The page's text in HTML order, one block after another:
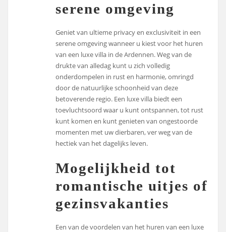
serene omgeving
Geniet van ultieme privacy en exclusiviteit in een
serene omgeving wanneer u kiest voor het huren
van een luxe villa in de Ardennen. Weg van de
drukte van alledag kunt u zich volledig
onderdompelen in rust en harmonie, omringd
door de natuurlijke schoonheid van deze
betoverende regio. Een luxe villa biedt een
toevluchtsoord waar u kunt ontspannen, tot rust
kunt komen en kunt genieten van ongestoorde
momenten met uw dierbaren, ver weg van de
hectiek van het dagelijks leven.
Mogelijkheid tot
romantische uitjes of
gezinsvakanties
Een van de voordelen van het huren van een luxe